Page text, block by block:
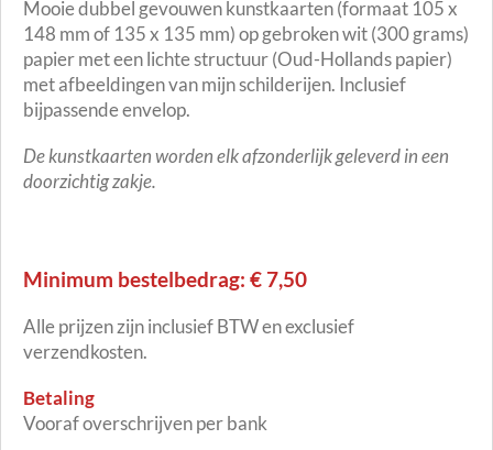
Mooie dubbel gevouwen kunstkaarten (formaat 105 x
148 mm of 135 x 135 mm) op gebroken wit (300 grams)
papier met een lichte structuur (Oud-Hollands papier)
met afbeeldingen van mijn schilderijen. Inclusief
bijpassende envelop.
De kunstkaarten worden elk afzonderlijk geleverd in een
doorzichtig zakje.
Minimum bestelbedrag: € 7,50
Alle prijzen zijn inclusief BTW en exclusief
verzendkosten.
Betaling
Vooraf overschrijven per bank